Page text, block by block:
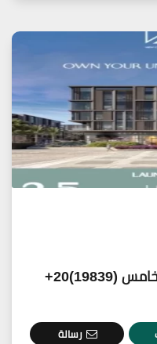
مول V40 ديستركت التجمع الخامس (19839)20+
رسالة